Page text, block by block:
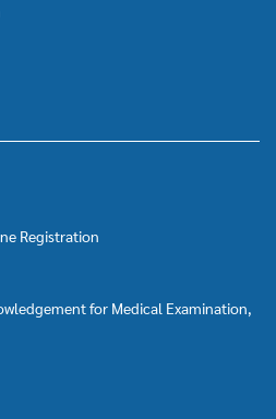
Registration
for Medical Examination,